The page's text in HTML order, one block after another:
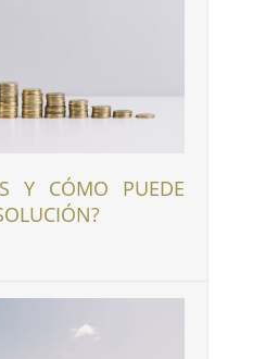
Y CÓMO PUEDE